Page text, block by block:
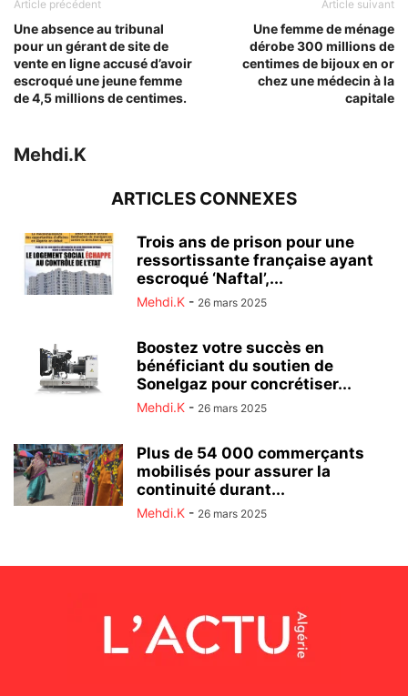
Article précédent
Une absence au tribunal
pour un gérant de site de
vente en ligne accusé d’avoir
escroqué une jeune femme
de 4,5 millions de centimes.
Article suivant
Une femme de ménage
dérobe 300 millions de
centimes de bijoux en or
chez une médecin à la
capitale
Mehdi.K
ARTICLES CONNEXES
Trois ans de prison pour une
ressortissante française ayant
escroqué ‘Naftal’,...
Mehdi.K - 26 mars 2025
Boostez votre succès en
bénéficiant du soutien de
Sonelgaz pour concrétiser...
Mehdi.K - 26 mars 2025
Plus de 54 000 commerçants
mobilisés pour assurer la
continuité durant...
Mehdi.K - 26 mars 2025